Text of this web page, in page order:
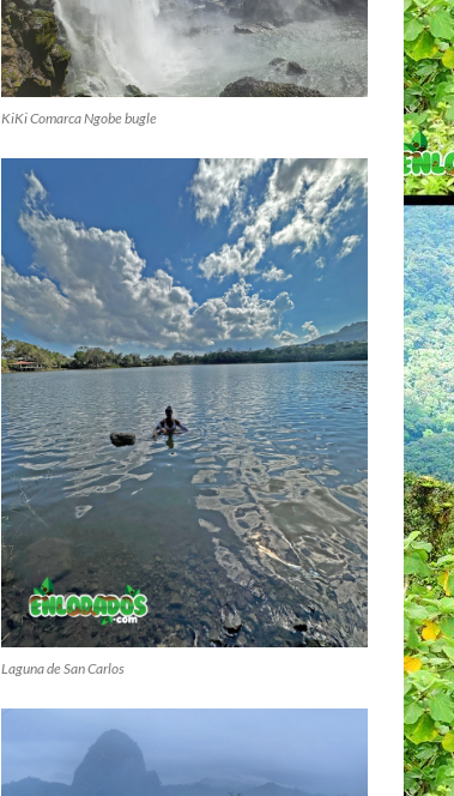
KiKi Comarca Ngobe bugle
Laguna de San Carlos